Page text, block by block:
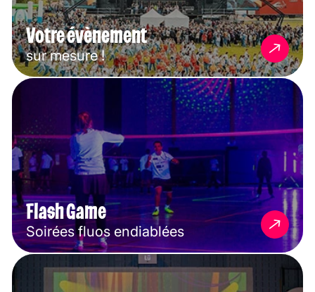
Votre évènement
sur mesure !
Flash Game
Soirées fluos endiablées